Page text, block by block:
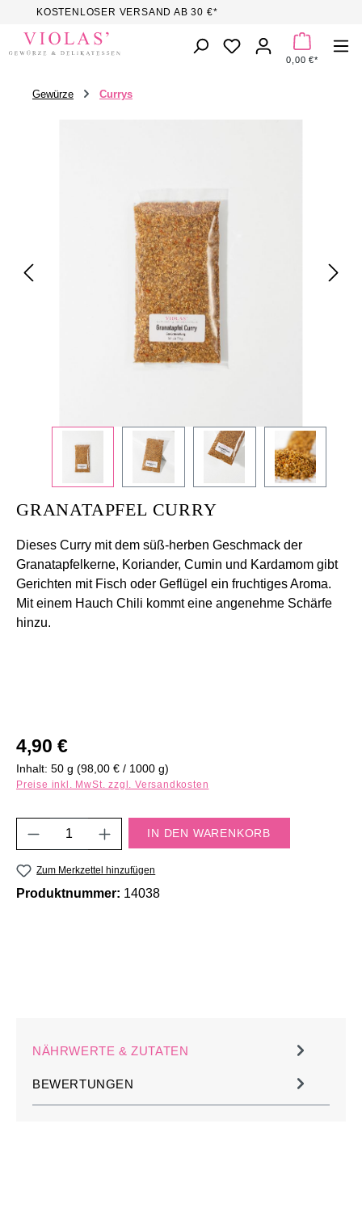
Zum Hauptinhalt springen
KOSTENLOSER VERSAND AB 30 €*
DU HAST 0
0,00 €*
Gewürze Currys
GRANATAPFEL CURRY
Dieses Curry mit dem süß-herben Geschmack der
Granatapfelkerne, Koriander, Cumin und Kardamom gibt
Gerichten mit Fisch oder Geflügel ein fruchtiges Aroma.
Mit einem Hauch Chili kommt eine angenehme Schärfe
hinzu.
Regulärer Preis:
4,90 €
Inhalt: 50 g (98,00 € / 1000 g)
Preise inkl. MwSt. zzgl. Versandkosten
Produkt Anzahl: Gib den gewünschten
IN DEN WARENKORB
Zum Merkzettel hinzufügen
Produktnummer: 14038
NÄHRWERTE & ZUTATEN
BEWERTUNGEN